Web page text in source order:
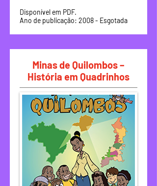
Disponível em PDF.
Ano de publicação: 2008 - Esgotada
Minas de Quilombos –
História em Quadrinhos